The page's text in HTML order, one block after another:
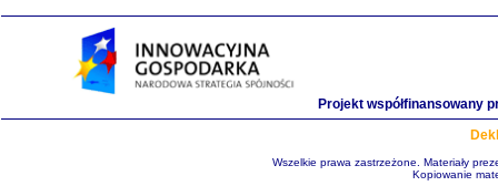
Projekt współfinansowany
Wszelkie prawa zastrzeżone. Materiały
Kopiowanie